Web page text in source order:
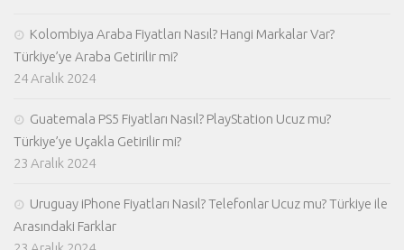
Kolombiya Araba Fiyatları Nasıl? Hangi Markalar Var?
Türkiye’ye Araba Getirilir mi?
24 Aralık 2024
Guatemala PS5 Fiyatları Nasıl? PlayStation Ucuz mu?
Türkiye’ye Uçakla Getirilir mi?
23 Aralık 2024
Uruguay iPhone Fiyatları Nasıl? Telefonlar Ucuz mu? Türkiye ile
Arasındaki Farklar